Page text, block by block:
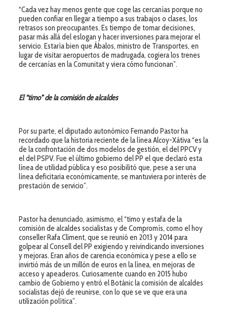
“Cada vez hay menos gente que coge las cercanías porque no
pueden confiar en llegar a tiempo a sus trabajos o clases, los
retrasos son preocupantes. Es tiempo de tomar decisiones,
pasar más allá del eslogan y hacer inversiones para mejorar el
servicio. Estaría bien que Ábalos, ministro de Transportes, en
lugar de visitar aeropuertos de madrugada, cogiera los trenes
de cercanías en la Comunitat y viera cómo funcionan”.
El “timo” de la comisión de alcaldes
Por su parte, el diputado autonómico Fernando Pastor ha
recordado que la historia reciente de la línea Alcoy-Xàtiva “es la
de la confrontación de dos modelos de gestión, el del PPCV y
el del PSPV. Fue el último gobierno del PP el que declaró esta
línea de utilidad pública y eso posibilitó que, pese a ser una
línea deficitaria económicamente, se mantuviera por interés de
prestación de servicio”.
Pastor ha denunciado, asimismo, el “timo y estafa de la
comisión de alcaldes socialistas y de Compromís, como el hoy
conseller Rafa Climent, que se reunió en 2013 y 2014 para
golpear al Consell del PP exigiendo y reivindicando inversiones
y mejoras. Eran años de carencia económica y pese a ello se
invirtió más de un millón de euros en la línea, en mejoras de
acceso y apeaderos. Curiosamente cuando en 2015 hubo
cambio de Gobierno y entró el Botànic la comisión de alcaldes
socialistas dejó de reunirse, con lo que se ve que era una
utilización política”.